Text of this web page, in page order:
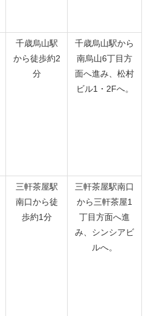
千歳烏山駅
から徒歩約2
分
千歳烏山駅から
南烏山6丁目方
面へ進み、松村
ビル1・2Fへ。
三軒茶屋駅
南口から徒
歩約1分
三軒茶屋駅南口
から三軒茶屋1
丁目方面へ進
み、シンシアビ
ルへ。